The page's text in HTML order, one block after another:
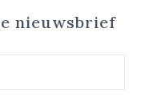
nieuwsbrief